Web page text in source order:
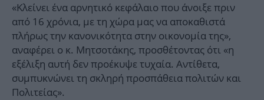
«Κλείνει ένα αρνητικό κεφάλαιο που άνοιξε πριν
από 16 χρόνια, με τη χώρα μας να αποκαθιστά
πλήρως την κανονικότητα στην οικονομία της»,
αναφέρει ο κ. Μητσοτάκης, προσθέτοντας ότι «η
εξέλιξη αυτή δεν προέκυψε τυχαία. Αντίθετα,
συμπυκνώνει τη σκληρή προσπάθεια πολιτών και
Πολιτείας».